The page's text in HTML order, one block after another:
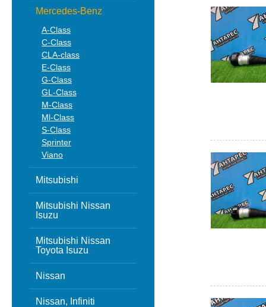
Mercedes-Benz
A-Class
C-Class
CLA-class
E-Class
G-Class
GL-Class
M-Class
Ml-Class
S-Class
Sprinter
Viano
Mitsubishi
Mitsubishi Nissan
Isuzu
Mitsubishi Nissan
Toyota Isuzu
Nissan
Nissan, Infiniti